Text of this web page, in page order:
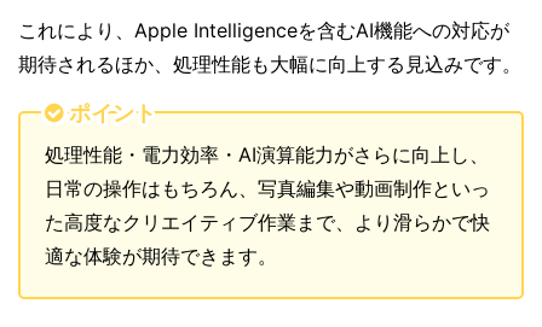
これにより、Apple Intelligenceを含むAI機能への対応が
期待されるほか、処理性能も大幅に向上する見込みです。
ポイント
処理性能・電力効率・AI演算能力がさらに向上し、
日常の操作はもちろん、写真編集や動画制作といっ
た高度なクリエイティブ作業まで、より滑らかで快
適な体験が期待できます。